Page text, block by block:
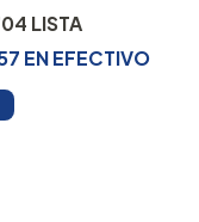
ENEFECTIVO